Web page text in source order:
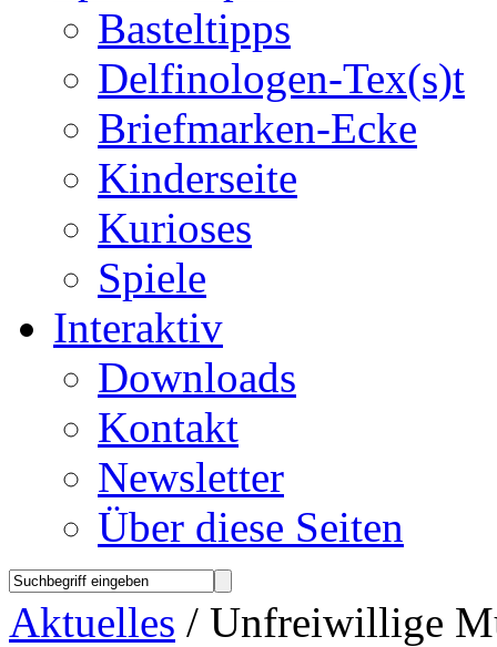
Basteltipps
Delfinologen-Tex(s)t
Briefmarken-Ecke
Kinderseite
Kurioses
Spiele
Interaktiv
Downloads
Kontakt
Newsletter
Über diese Seiten
Aktuelles / Unfreiwillige